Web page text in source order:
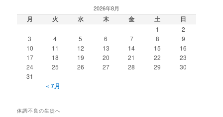
2026年8月
月 火 水 木 金 土 日
1
2
3
4 5 6 7 8
9
10
11 12 13 14 15
16
17
18 19 20 21 22
23
24
25 26 27 28 29
30
31
« 7月
体調不良の生徒へ